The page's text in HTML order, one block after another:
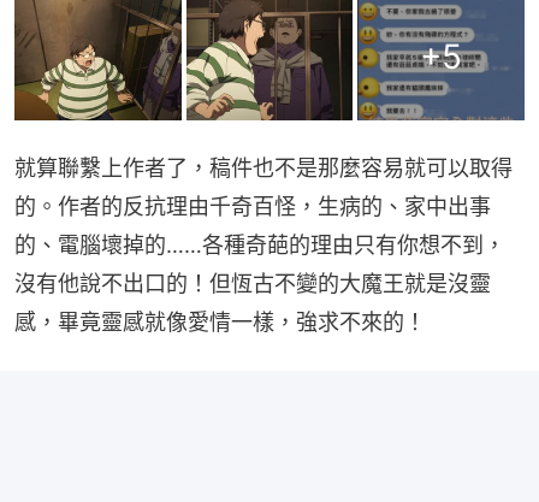
+5
就算聯繫上作者了，稿件也不是那麼容易就可以取得
的。作者的反抗理由千奇百怪，生病的、家中出事
的、電腦壞掉的……各種奇葩的理由只有你想不到，
沒有他說不出口的！但恆古不變的大魔王就是沒靈
感，畢竟靈感就像愛情一樣，強求不來的！